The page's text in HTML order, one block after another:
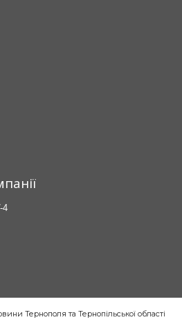
4
Тернополя та Тернопільської області